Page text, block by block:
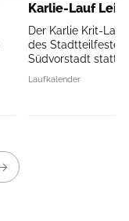
Karlie-Lauf
Der Karlie Krit-
des Stadtteilfestes
Südvorstadt statt.
Laufkalender